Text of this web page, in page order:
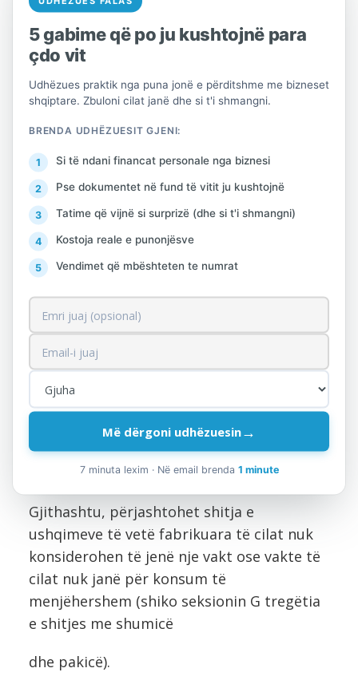
56 Shërbime ushqimi dhe pije
Kjo ndarje përfshin aktivitetet e
shërbimeve të ushqimit dhe pijeve duke
ofruar vaktet e plota për konsum të
tradicionalë, vet-shërbimi ose restorante
me shërbim katering (ushqim i pa- ketuar),
qoftë në vende të përhershme apo të
përkoshme, me ose pa mbulesë. I
rendësishem është fakti që ofrohen vaktet
për konsum të menjëhershëm dhe jo
mënyra se si ofrohen ato.
Nuk përfshihen në këtë klasë prodhimi i
vakteve për konsum jo të përnjëhershëm
ose të planifikuara të jenë konsum jo i
përnjëhershëm apo përgatitja e ushqimit i
cili nuk konsiderohet të jetë një vakt (
Shiko ndarjen 10: fabrikimin e produkteve
te ushqimit dhe 11; fabrikimin e pijeve)
Gjithashtu, përjashtohet shitja e
ushqimeve të vetë fabrikuara të cilat nuk
konsiderohen të jenë nje vakt ose vakte të
cilat nuk janë për konsum të
menjëhershem (shiko seksionin G tregëtia
e shitjes me shumicë
dhe pakicë).
5 gabime që po ju kushtojnë para
çdo vit
Udhëzues praktik nga puna jonë e përditshme me bizneset
shqiptare. Zbuloni cilat janë dhe si t'i shmangni.
BRENDA UDHËZUESIT GJENI:
Si të ndani financat personale nga biznesi
Pse dokumentet në fund të vitit ju kushtojnë
Tatime që vijnë si surprizë (dhe si t'i shmangni)
Kostoja reale e punonjësve
Vendimet që mbështeten te numrat
Më dërgoni udhëzuesin→
7 minuta lexim · Në email brenda 1 minute